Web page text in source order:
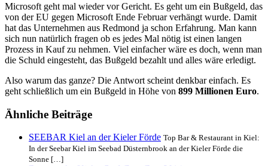
Microsoft geht mal wieder vor Gericht. Es geht um ein Bußgeld, das
von der EU gegen Microsoft Ende Februar verhängt wurde. Damit
hat das Unternehmen aus Redmond ja schon Erfahrung. Man kann
sich nun natürlich fragen ob es jedes Mal nötig ist einen langen
Prozess in Kauf zu nehmen. Viel einfacher wäre es doch, wenn man
die Schuld eingesteht, das Bußgeld bezahlt und alles wäre erledigt.
Also warum das ganze? Die Antwort scheint denkbar einfach. Es
geht schließlich um ein Bußgeld in Höhe von 899 Millionen Euro.
Ähnliche Beiträge
SEEBAR Kiel an der Kieler Förde Top Bar & Restaurant in Kiel:
In der Seebar Kiel im Seebad Düsternbrook an der Kieler Förde die
Sonne […]